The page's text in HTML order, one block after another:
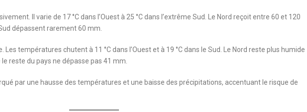
Il varie de 17 °C dans l’Ouest à 25 °C dans l’extrême Sud. Le Nord reçoit entre 60 et 120
dépassent rarement 60 mm.
Les températures chutent à 11 °C dans l’Ouest et à 19 °C dans le Sud. Le Nord reste plus humide
reste du pays ne dépasse pas 41 mm.
par une hausse des températures et une baisse des précipitations, accentuant le risque de